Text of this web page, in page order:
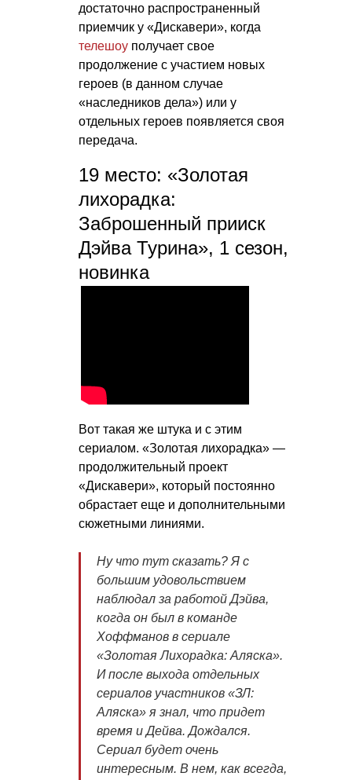
достаточно распространенный
приемчик у «Дискавери», когда
телешоу получает свое
продолжение с участием новых
героев (в данном случае
«наследников дела») или у
отдельных героев появляется своя
передача.
19 место: «Золотая
лихорадка:
Заброшенный прииск
Дэйва Турина», 1 сезон,
новинка
Вот такая же штука и с этим
сериалом. «Золотая лихорадка» —
продолжительный проект
«Дискавери», который постоянно
обрастает еще и дополнительными
сюжетными линиями.
Ну что тут сказать? Я с
большим удовольствием
наблюдал за работой Дэйва,
когда он был в команде
Хоффманов в сериале
«Золотая Лихорадка: Аляска».
И после выхода отдельных
сериалов участников «ЗЛ:
Аляска» я знал, что придет
время и Дейва. Дождался.
Сериал будет очень
интересным. В нем, как всегда,